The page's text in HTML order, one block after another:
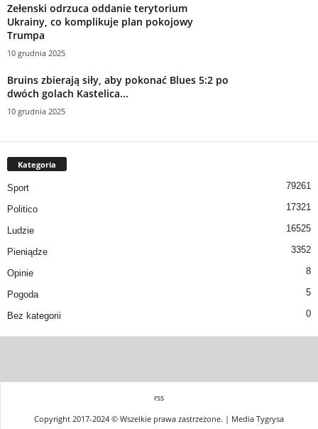
Zełenski odrzuca oddanie terytorium
Ukrainy, co komplikuje plan pokojowy
Trumpa
10 grudnia 2025
Bruins zbierają siły, aby pokonać Blues 5:2 po
dwóch golach Kastelica...
10 grudnia 2025
Kategoria
Sport 79261
Politico 17321
Ludzie 16525
Pieniądze 3352
Opinie 8
Pogoda 5
Bez kategorii 0
rss
Copyright 2017-2024 © Wszelkie prawa zastrzeżone. | Media Tygrysa